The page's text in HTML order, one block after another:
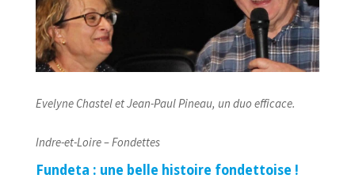
Evelyne Chastel et Jean-Paul Pineau, un duo efficace.
Indre-et-Loire – Fondettes
Fundeta : une belle histoire fondettoise !